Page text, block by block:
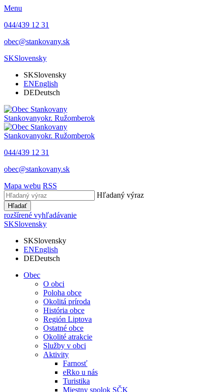
Menu
044/439 12 31
obec@stankovany.sk
SKSlovensky
SKSlovensky
ENEnglish
DEDeutsch
Stankovanyokr. Ružomberok
Stankovanyokr. Ružomberok
044/439 12 31
obec@stankovany.sk
Mapa webu RSS
Hľadaný výraz
Hľadať
rozšírené vyhľadávanie
SKSlovensky
SKSlovensky
ENEnglish
DEDeutsch
Obec
O obci
Poloha obce
Okolitá príroda
História obce
Región Liptova
Ostatné obce
Okolité atrakcie
Služby v obci
Aktivity
Farnosť
eRko u nás
Turistika
Miestny spolok SČK